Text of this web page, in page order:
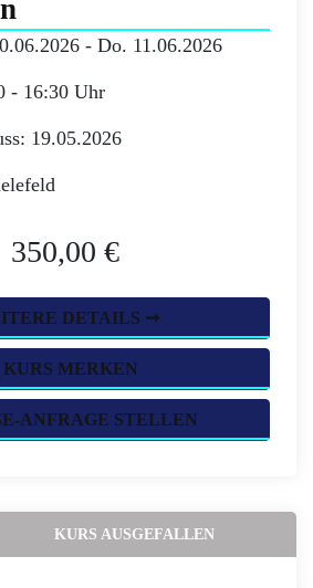
-Do. 11.06.2026
- 16:30 Uhr
19.05.2026
350,00 €
DETAILS ➞
KURS MERKEN
ANFRAGE STELLEN
KURS AUSGEFALLEN